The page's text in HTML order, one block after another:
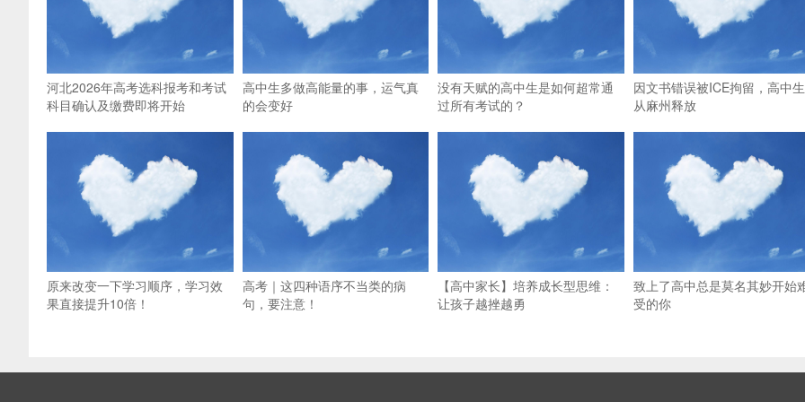
河北2026年高考选科报考和考试
科目确认及缴费即将开始
高中生多做高能量的事，运气真
的会变好
没有天赋的高中生是如何超常通
过所有考试的？
因文书错误被ICE拘留，高中
从麻州释放
原来改变一下学习顺序，学习效
果直接提升10倍！
高考｜这四种语序不当类的病
句，要注意！
【高中家长】培养成长型思维：
让孩子越挫越勇
致上了高中总是莫名其妙开始
受的你